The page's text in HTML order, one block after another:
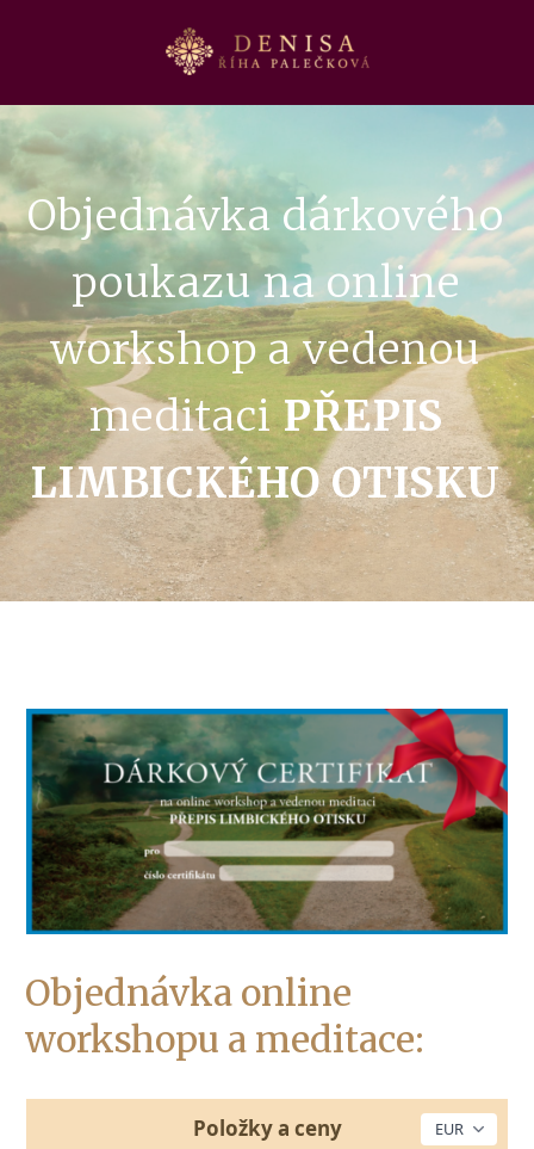
Objednávka dárkového
poukazu na online
workshop a vedenou
meditaciPŘEPIS
LIMBICKÉHO OTISKU
Objednávka online
workshopu a meditace:
Položky a ceny